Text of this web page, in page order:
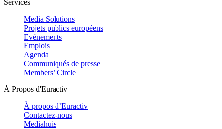
Services
Media Solutions
Projets publics européens
Evénements
Emplois
Agenda
Communiqués de presse
Members’ Circle
À Propos d'Euractiv
À propos d’Euractiv
Contactez-nous
Mediahuis